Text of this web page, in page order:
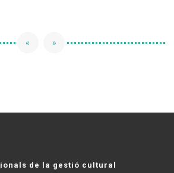
« »
de la gestió cultural